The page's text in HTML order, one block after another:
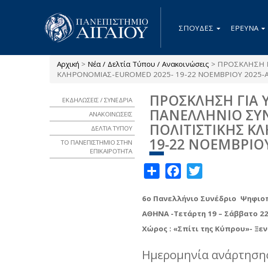
ΣΠΟΥΔΕΣ ΕΡΕΥΝΑ
Είστε εδώ
Αρχική > Νέα / Δελτία Τύπου / Ανακοινώσεις > ΠΡΟΣΚΛΗΣΗ
ΚΛΗΡΟΝΟΜΙΑΣ-EUROMED 2025- 19-22 ΝΟΕΜΒΡΙΟΥ
ΠΡΟΣΚΛΗΣΗ ΓΙΑ
ΠΑΝΕΛΛΗΝΙΟ
ΠΟΛΙΤΙΣΤΙΚΗΣ
19-22
ShareFacebook
6ο Πανελλήνιο Συνέδριο
ΑΘΗΝΑ -Τετάρτη 19 – Σάββατο
Χώρος : «Σπίτι της Κύπρου»-
Ημερομηνία
ΕΚΔΗΛΩΣΕΙΣ / ΣΥΝΕΔΡΙΑ
ΑΝΑΚΟΙΝΩΣΕΙΣ
ΔΕΛΤΙΑ ΤΥΠΟΥ
ΤΟ ΠΑΝΕΠΙΣΤΗΜΙΟ ΣΤΗΝ
ΕΠΙΚΑΙΡΟΤΗΤΑ